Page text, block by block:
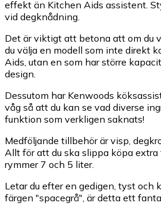
effekt än Kitchen Aids assistent.
vid degknådning.
Det är viktigt att betona att om du
du välja en modell som inte direkt
Aids, utan en som har större
design.
Dessutom har Kenwoods
våg så att du kan se vad diverse
funktion som verkligen saknats!
Medföljande tillbehör är visp,
Allt för att du ska slippa köpa
rymmer 7 och 5 liter.
Letar du efter en gedigen, tyst och
färgen "spacegrå", är detta ett